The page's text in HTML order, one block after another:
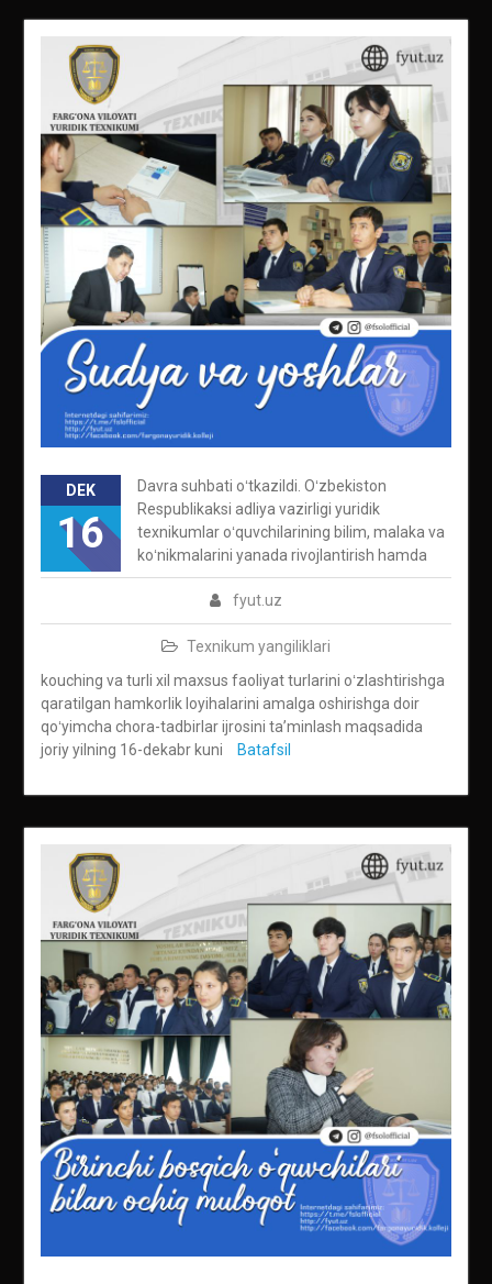
DEK
16
fyut.uz
Texnikum yangiliklari
Davra suhbati oʻtkazildi. Oʻzbekiston
Respublikaksi adliya vazirligi yuridik
texnikumlar oʻquvchilarining bilim, malaka va
koʻnikmalarini yanada rivojlantirish hamda
kouching va turli xil maxsus faoliyat turlarini oʻzlashtirishga
qaratilgan hamkorlik loyihalarini amalga oshirishga doir
qoʻyimcha chora-tadbirlar ijrosini taʼminlash maqsadida
joriy yilning 16-dekabr kuni
Batafsil